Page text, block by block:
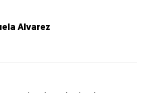
Alvarez